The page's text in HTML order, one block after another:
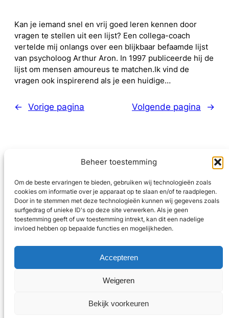
Beheer toestemming
Om de beste ervaringen te bieden, gebruiken wij technologieën zoals
cookies om informatie over je apparaat op te slaan en/of te raadplegen.
Door in te stemmen met deze technologieën kunnen wij gegevens zoals
surfgedrag of unieke ID's op deze site verwerken. Als je geen
toestemming geeft of uw toestemming intrekt, kan dit een nadelige
invloed hebben op bepaalde functies en mogelijkheden.
Accepteren
Weigeren
Bekijk voorkeuren
Kan je iemand snel en vrij goed leren kennen door
vragen te stellen uit een lijst? Een collega-coach
vertelde mij onlangs over een blijkbaar befaamde lijst
van psycholoog Arthur Aron. In 1997 publiceerde hij de
lijst om mensen amoureus te matchen.Ik vind de
vragen ook inspirerend als je een huidige…
← Vorige pagina Volgende pagina →
LinkedIn
privacybeleid
contact ->
Copyright © 2024